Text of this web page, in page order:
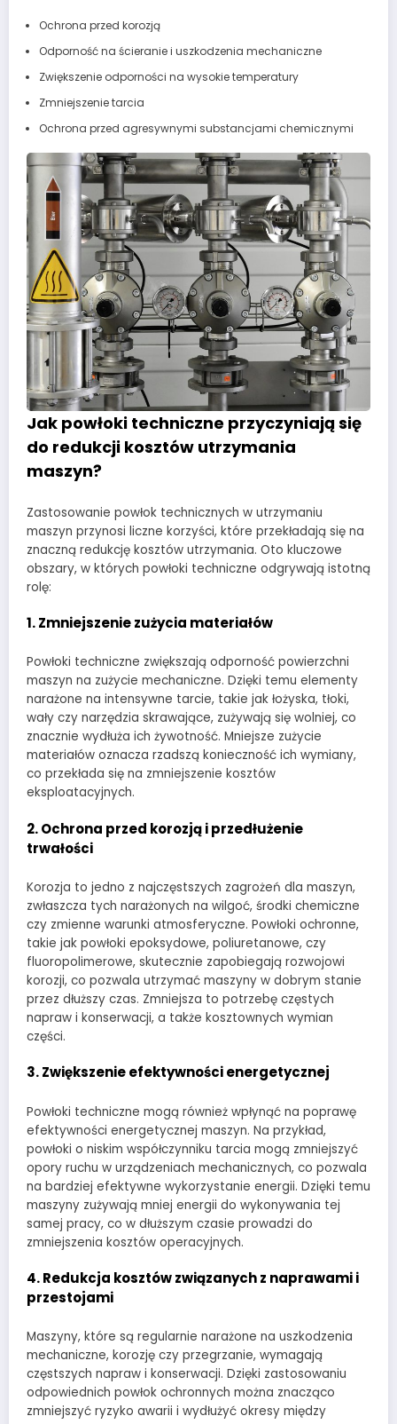
Ochrona przed korozją
Odporność na ścieranie i uszkodzenia mechaniczne
Zwiększenie odporności na wysokie temperatury
Zmniejszenie tarcia
Ochrona przed agresywnymi substancjami chemicznymi
Jak powłoki techniczne przyczyniają się
do redukcji kosztów utrzymania
maszyn?
Zastosowanie powłok technicznych w utrzymaniu
maszyn przynosi liczne korzyści, które przekładają się na
znaczną redukcję kosztów utrzymania. Oto kluczowe
obszary, w których powłoki techniczne odgrywają istotną
rolę:
1.Zmniejszenie zużycia materiałów
Powłoki techniczne zwiększają odporność powierzchni
maszyn na zużycie mechaniczne. Dzięki temu elementy
narażone na intensywne tarcie, takie jak łożyska, tłoki,
wały czy narzędzia skrawające, zużywają się wolniej, co
znacznie wydłuża ich żywotność. Mniejsze zużycie
materiałów oznacza rzadszą konieczność ich wymiany,
co przekłada się na zmniejszenie kosztów
eksploatacyjnych.
2.Ochrona przed korozją i przedłużenie
trwałości
Korozja to jedno z najczęstszych zagrożeń dla maszyn,
zwłaszcza tych narażonych na wilgoć, środki chemiczne
czy zmienne warunki atmosferyczne. Powłoki ochronne,
takie jak powłoki epoksydowe, poliuretanowe, czy
fluoropolimerowe, skutecznie zapobiegają rozwojowi
korozji, co pozwala utrzymać maszyny w dobrym stanie
przez dłuższy czas. Zmniejsza to potrzebę częstych
napraw i konserwacji, a także kosztownych wymian
części.
3.Zwiększenie efektywności energetycznej
Powłoki techniczne mogą również wpłynąć na poprawę
efektywności energetycznej maszyn. Na przykład,
powłoki o niskim współczynniku tarcia mogą zmniejszyć
opory ruchu w urządzeniach mechanicznych, co pozwala
na bardziej efektywne wykorzystanie energii. Dzięki temu
maszyny zużywają mniej energii do wykonywania tej
samej pracy, co w dłuższym czasie prowadzi do
zmniejszenia kosztów operacyjnych.
4.Redukcja kosztów związanych z naprawami i
przestojami
Maszyny, które są regularnie narażone na uszkodzenia
mechaniczne, korozję czy przegrzanie, wymagają
częstszych napraw i konserwacji. Dzięki zastosowaniu
odpowiednich powłok ochronnych można znacząco
zmniejszyć ryzyko awarii i wydłużyć okresy między